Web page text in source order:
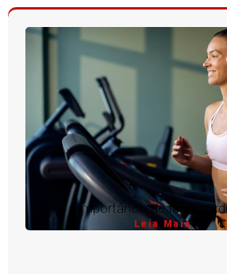
Qual a importância de fazer
Leia Mais